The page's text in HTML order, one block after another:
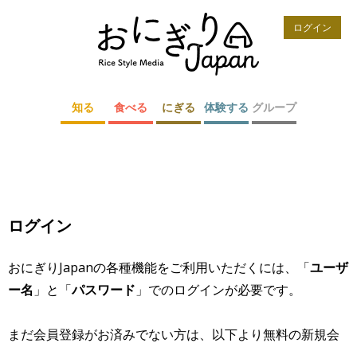
ログイン
知る 食べる にぎる 体験する グループ
ログイン
おにぎりJapanの各種機能をご利用いただくには、「ユーザ
ー名 」と「パスワード 」でのログインが必要です。
まだ会員登録がお済みでない方は、以下より無料の新規会